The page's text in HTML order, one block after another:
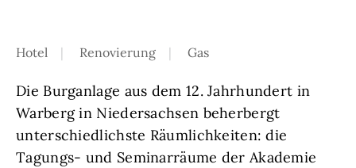
Hotel Renovierung Gas
Die Burganlage aus dem 12. Jahrhundert in
Warberg in Niedersachsen beherbergt
unterschiedlichste Räumlichkeiten: die
Tagungs- und Seminarräume der Akademie